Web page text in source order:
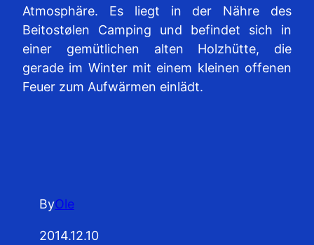
Atmosphäre. Es liegt in der Nähre des
Beitostølen Camping und befindet sich in
einer gemütlichen alten Holzhütte, die
gerade im Winter mit einem kleinen offenen
Feuer zum Aufwärmen einlädt.
ByOle
2014.12.10